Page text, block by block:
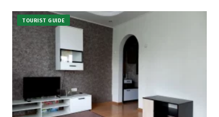
TOURIST GUIDE